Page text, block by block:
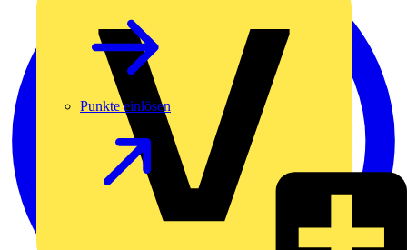
Punkte einlösen